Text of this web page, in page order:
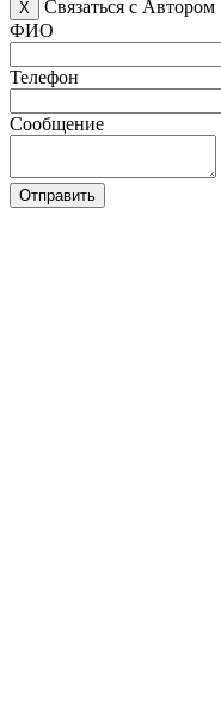
X
Связаться с Автором
ФИО
Телефон
Сообщение
Отправить